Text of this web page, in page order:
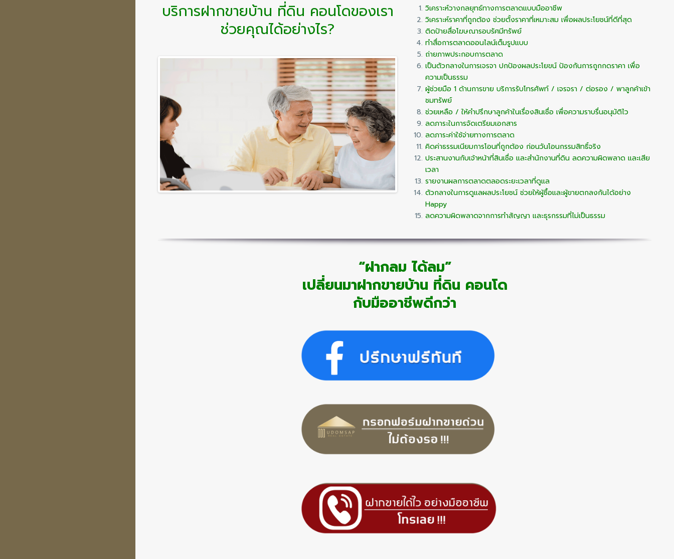
บริการฝากขายบ้าน ที่ดิน คอนโดของเรา
ช่วยคุณได้อย่างไร?
วิเคราะห์วางกลยุทธ์ทางการตลาดแบบมืออาชีพ
วิเคราะห์ราคาที่ถูกต้อง ช่วยตั้งราคาที่เหมาะสม เพื่อผลประโยชน์ที่ดีที่สุด
ติดป้ายสื่อโฆษณารอบรัศมีทรัพย์
ทำสื่อการตลาดออนไลน์เต็มรูปแบบ
ถ่ายภาพประกอบการตลาด
เป็นตัวกลางในการเจรจา ปกป้องผลประโยขน์ ป้องกันการถูกกดราคา เพื่อ
ความเป็นธรรม
ผู้ช่วยมือ 1 ด้านการขาย บริการรับโทรศัพท์ / เจรจรา / ต่อรอง / พาลูกค้าเข้า
ชมทรัพย์
ช่วยเหลือ / ให้คำปรึกษาลูกค้าในเรื่องสินเชื่อ เพื่อความราบรื่นอนุมัติไว
ลดภาระในการจัดเตรียมเอกสาร
ลดภาระค่าใช้จ่ายทางการตลาด
คิดค่าธรรมเนียมการโอนที่ถูกต้อง ก่อนวันโอนกรรมสิทธิ์จริง
ประสานงานกับเจ้าหน้าที่สินเชื่อ และสำนักงานที่ดิน ลดความผิดพลาด และเสีย
เวลา
รายงานผลการตลาดตลอดระยะเวลาที่ดูแล
ตัวกลางในการดูแลผลประโยชน์ ช่วยให้ผู้ซื้อและผู้ขายตกลงกันได้อย่าง
Happy
ลดความผิดพลาดจากการทำสัญญา และธุรกรรมที่ไม่เป็นธรรม
“ฝากลม ได้ลม”
เปลี่ยนมาฝากขายบ้าน ที่ดิน คอนโด
กับมืออาชีพดีกว่า